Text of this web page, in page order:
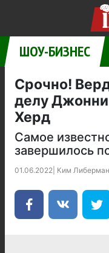
ШОУ-БИЗНЕС
Срочно!
делу
Херд
Самое
завершилось
01.06.2022 Ким Либерман